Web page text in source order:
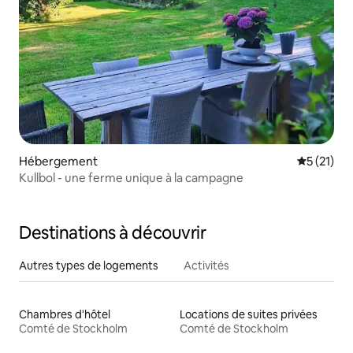
Hébergement
5 (21)
Kullbol - une ferme unique à la campagne
Destinations à découvrir
Autres types de logements Activités
Chambres d'hôtel
Comté de Stockholm
Locations de suites privées
Comté de Stockholm